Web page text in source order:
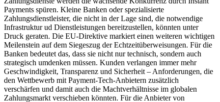
Payments spüren. Kleine Banken oder spezialisierte
Zahlungsdienstleister, die nicht in der Lage sind, die notwendige
Infrastruktur ud Dienstleistungen bereitzustellen, könnten unter
Druck geraten. Die EU-Direktive markiert einen weiteren wichtigen
Meilenstein auf dem Siegeszug der Echtzeitüberweisungen. Für die
Banken bedeutet das, dass sie nicht nur technisch, sondern auch
strategisch umdenken müssen. Kunden verlangen immer mehr
Geschwindigkeit, Transparenz und Sicherheit – Anforderungen, die
den Wettbewerb mit Payment-Tech-Anbietern zusätzlich
verschärfen und damit auch die Machtverhältnisse im globalen
Zahlungsmarkt verschieben könnten. Für die Anbieter von